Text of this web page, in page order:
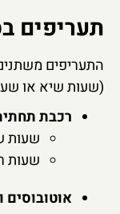
תעריפים
התעריפים
(שעות שיא או
רכבת תחתית,
שעות שיא: כ-
שעות רגילות: